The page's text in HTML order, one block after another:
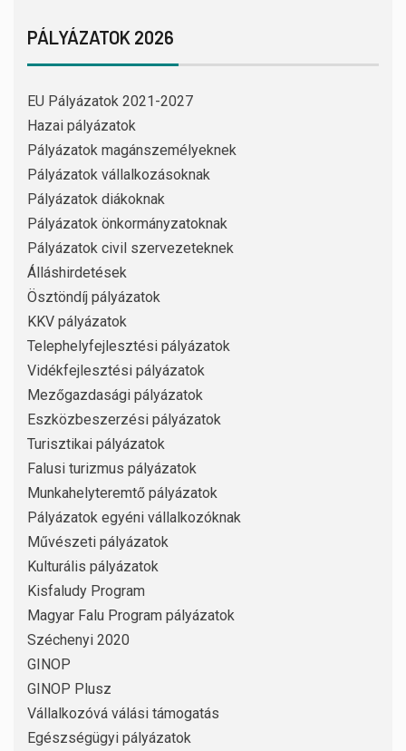
PÁLYÁZATOK 2026
EU Pályázatok 2021-2027
Hazai pályázatok
Pályázatok magánszemélyeknek
Pályázatok vállalkozásoknak
Pályázatok diákoknak
Pályázatok önkormányzatoknak
Pályázatok civil szervezeteknek
Álláshirdetések
Ösztöndíj pályázatok
KKV pályázatok
Telephelyfejlesztési pályázatok
Vidékfejlesztési pályázatok
Mezőgazdasági pályázatok
Eszközbeszerzési pályázatok
Turisztikai pályázatok
Falusi turizmus pályázatok
Munkahelyteremtő pályázatok
Pályázatok egyéni vállalkozóknak
Művészeti pályázatok
Kulturális pályázatok
Kisfaludy Program
Magyar Falu Program pályázatok
Széchenyi 2020
GINOP
GINOP Plusz
Vállalkozóvá válási támogatás
Egészségügyi pályázatok